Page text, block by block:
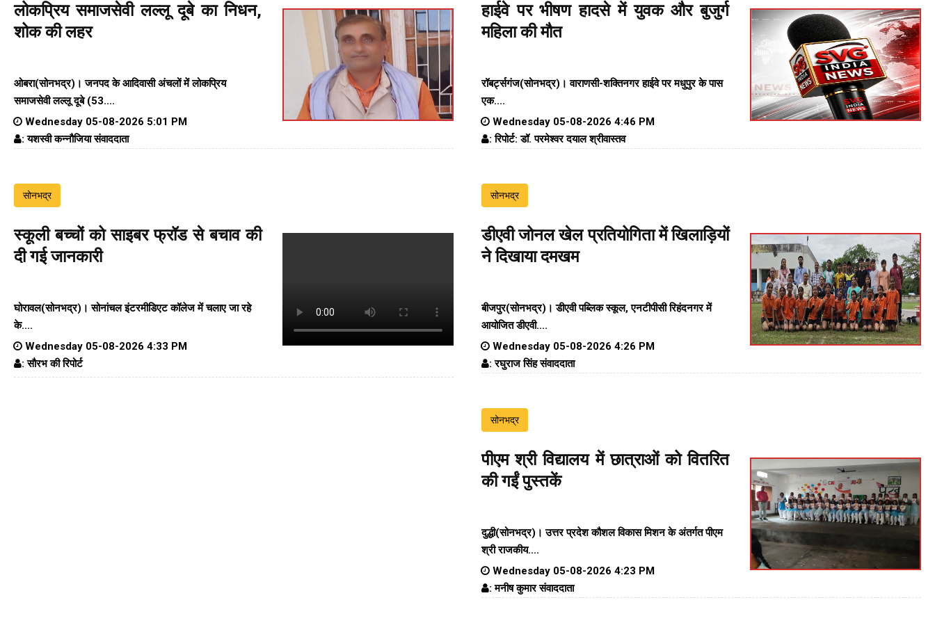
लोकप्रिय समाजसेवी लल्लू दूबे का निधन,
शोक की लहर
ओबरा(सोनभद्र)। जनपद के आदिवासी अंचलों में लोकप्रिय
समाजसेवी लल्लू दूबे (53....
Wednesday 05-08-2026 5:01 PM
: यशस्वी कन्नौजिया संवाददाता
हाईवे पर भीषण हादसे में युवक और बुजुर्ग
महिला की मौत
रॉबर्ट्सगंज(सोनभद्र)। वाराणसी-शक्तिनगर हाईवे परमधुपुर के पास
एक....
Wednesday 05-08-2026 4:46 PM
: रिपोर्ट: डॉ. परमेश्वर दयाल श्रीवास्तव
सोनभद्र
स्कूली बच्चों को साइबर फ्रॉड से बचाव की
दी गई जानकारी
घोरावल(सोनभद्र)। सोनांचल इंटरमीडिएट कॉलेजमें चलाए जा रहे
के....
Wednesday 05-08-2026 4:33 PM
: सौरभ की रिपोर्ट
सोनभद्र
डीएवी जोनल खेल प्रतियोगिता में खिलाड़ियों
ने दिखाया दमखम
बीजपुर(सोनभद्र)। डीएवी पब्लिक स्कूल, एनटीपीसी रिहंदनगर में
आयोजित डीएवी....
Wednesday 05-08-2026 4:26 PM
: रघुराज सिंह संवाददाता
सोनभद्र
पीएम श्री विद्यालय में छात्राओं को वितरित
की गईं पुस्तकें
दुद्धी(सोनभद्र)। उत्तर प्रदेश कौशल विकास मिशन के अंतर्गत पीएम
श्री राजकीय....
Wednesday 05-08-2026 4:23 PM
: मनीष कुमार संवाददाता